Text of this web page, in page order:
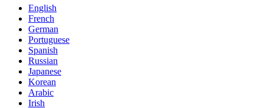
English
French
German
Portuguese
Spanish
Russian
Japanese
Korean
Arabic
Irish